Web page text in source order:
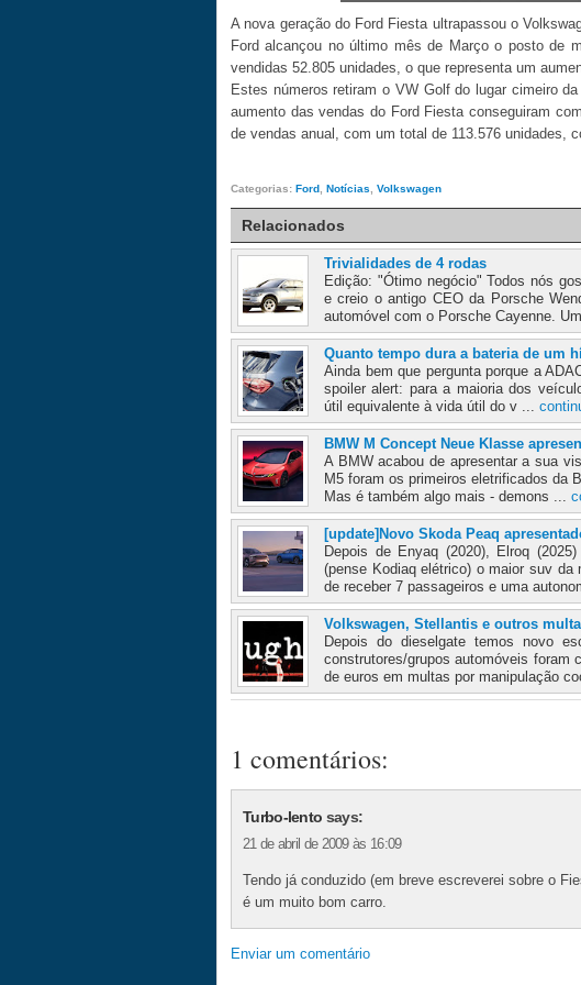
A nova geração do Ford Fiesta ultrapassou o
Ford alcançou no último mês de Março o posto de
vendidas 52.805 unidades, o que representa um
Estes números retiram o VW Golf do lugar cimeiro
aumento das vendas do Ford Fiesta conseguiram
de vendas anual, com um total de 113.576 unidades,
Categorias: Ford Notícias Volkswagen
Relacionados
Trivialidades de 4 rodas
Edição: "Ótimo negócio" Todos nós
e creio o antigo CEO da Porsche
automóvel com o Porsche Cayenne.
Quanto tempo dura a bateria de um
Ainda bem que pergunta porque a
spoiler alert: para a maioria dos
útil equivalente à vida útil do v ...
BMW M Concept Neue Klasse
A BMW acabou de apresentar a sua
M5 foram os primeiros eletrificados da
Mas é também algo mais - demons ...
[update]Novo Skoda Peaq
Depois de Enyaq (2020), Elroq
(pense Kodiaq elétrico) o maior suv
de receber 7 passageiros e uma
Volkswagen, Stellantis e outros
Depois do dieselgate temos novo
construtores/grupos automóveis foram
de euros em multas por manipulação
1 comentários:
Turbo-lento says:
21 de abril de 2009 às 16:09
Tendo já conduzido (em breve escreverei sobre o
é um muito bom carro.
Enviar um comentário